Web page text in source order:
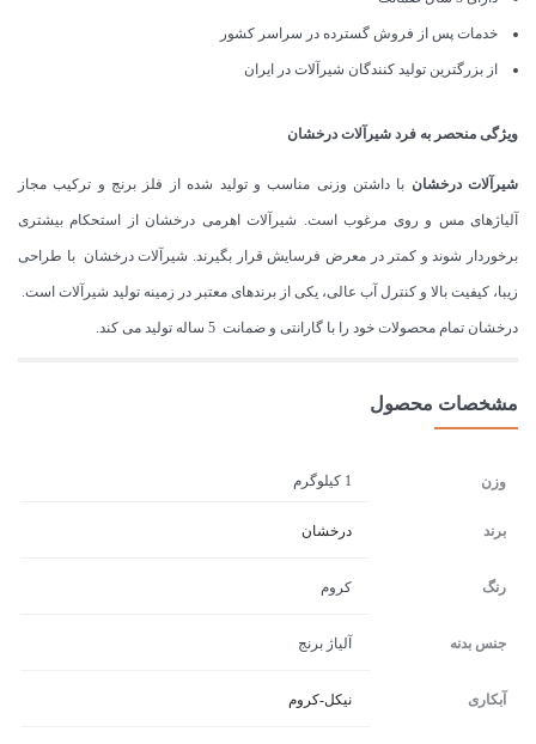
خدمات پس از فروش گسترده در سراسر کشور
از بزرگترین تولید کنندگان شیرآلات در ایران
ویژگی منحصر به فرد شیرآلات درخشان
شیرآلات درخشان با داشتن وزنی مناسب و تولید شده از فلز برنج و ترکیب مجاز
آلیاژهای مس و روی مرغوب است. شیرآلات اهرمی درخشان از استحکام بیشتری
برخوردار شوند و کمتر در معرض فرسایش قرار بگیرند. شیرآلات درخشان با طراحی
زیبا، کیفیت بالا و کنترل آب عالی، یکی از برندهای معتبر در زمینه تولید شیرآلات است.
درخشان تمام محصولات خود را با گارانتی و ضمانت 5 ساله تولید می کند.
مشخصات محصول
وزن 1 کیلوگرم
برند درخشان
رنگ کروم
جنس بدنه آلیاژ برنج
آبکاری نیکل-کروم